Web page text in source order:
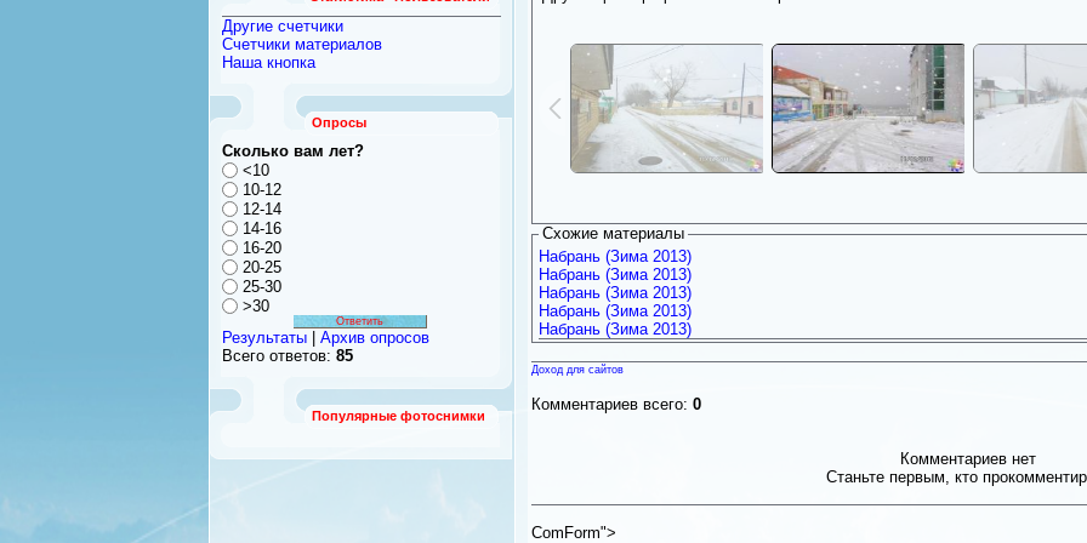
Другие счетчики
Счетчики материалов
Наша кнопка
Опросы
Сколько вам лет?
<10
10-12
12-14
14-16
16-20
20-25
25-30
>30
Результаты
Архив опросов
Всего ответов: 85
Популярные фотоснимки
Схожие материалы
Набрань (Зима 2013)
Набрань (Зима 2013)
Набрань (Зима 2013)
Набрань (Зима 2013)
Набрань (Зима 2013)
Доход для сайтов
Комментариев всего: 0
Комментариев нет
Станьте первым, кто
ComForm">